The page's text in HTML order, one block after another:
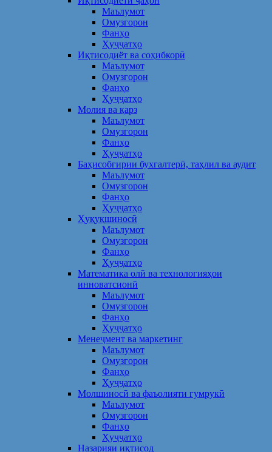
Маълумот
Омузгорон
Фанҳо
Ҳуҷҷатҳо
Иқтисодиёт ва соҳибкорӣ
Маълумот
Омузгорон
Фанҳо
Ҳуҷҷатҳо
Молия ва қарз
Маълумот
Омузгорон
Фанҳо
Ҳуҷҷатҳо
Баҳисобгирии бухгалтерӣ, таҳлил ва аудит
Маълумот
Омузгорон
Фанҳо
Ҳуҷҷатҳо
Ҳуқуқшиносӣ
Маълумот
Омузгорон
Фанҳо
Ҳуҷҷатҳо
Математика олӣ ва технологияҳои
инноватсионӣ
Маълумот
Омузгорон
Фанҳо
Ҳуҷҷатҳо
Менеҷмент ва маркетинг
Маълумот
Омузгорон
Фанҳо
Ҳуҷҷатҳо
Молшиносӣ ва фаъолияти гумрукӣ
Маълумот
Омузгорон
Фанҳо
Ҳуҷҷатҳо
Назарияи иқтисод